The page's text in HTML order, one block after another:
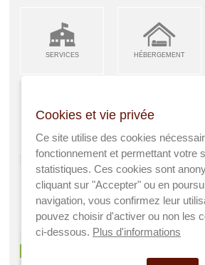
SERVICES HÉBERGEMENT
ARTISANS &
INDUSTRIES
RESTAURANTS CAFÉS
A VISITER SANTÉ
Cookies et vie privée
Ce site utilise des cookies
fonctionnement et permettant votre
statistiques. Ces cookies sont
cliquant sur "Accepter" ou en
navigation, vous confirmez leur
pouvez choisir d'activer ou non les
ci-dessous. Plus d'informations